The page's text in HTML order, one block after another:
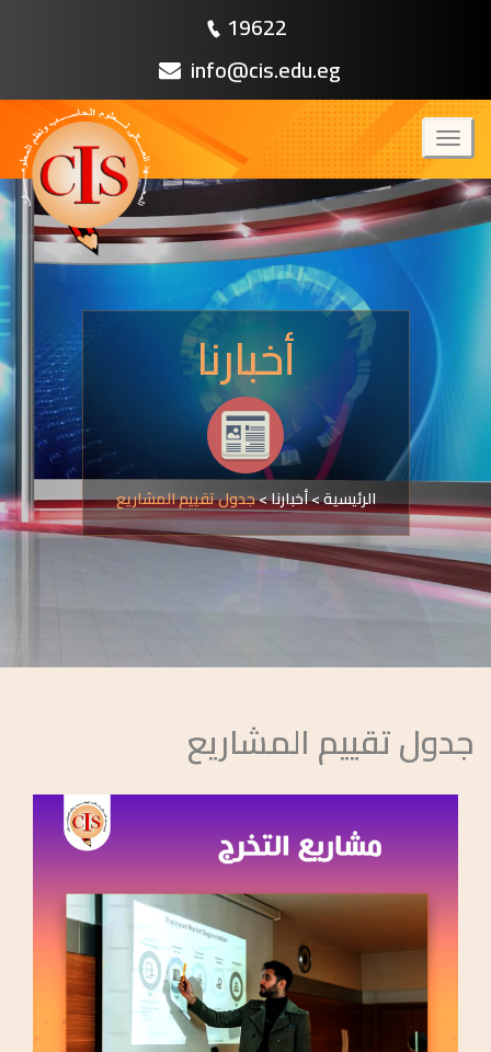
19622
info@cis.edu.eg
أخبارنا
الرئيسية>أخبارنا>جدول تقييم المشاريع
جدول تقييم المشاريع